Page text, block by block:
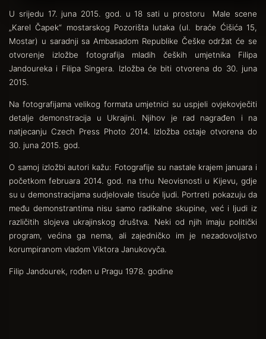
U srijedu 17. juna 2015. god. u 18 sati u prostoru Male scene
„Karel Čapek“ mostarskog Pozorišta lutaka (ul. braće Ćišića 15,
Mostar) u saradnji sa Ambasadom Republike Češke održat će se
otvorenje izložbe fotografija mladih čeških umjetnika Filipa
Jandoureka i Filipa Singera. Izložba će biti otvorena do 30. juna
2015.
Na fotografijama velikog formata umjetnici su uspjeli ovjekovječiti
detalje demonstracija u Ukrajini. Njihov je rad nagrađen i na
natjecanju Czech Press Photo 2014. Izložba ostaje otvorena do
30. juna 2015. god.
O samoj izložbi autori kažu: Fotografije su nastale krajem januara i
početkom februara 2014. god. na trhu Neovisnosti u Kijevu, gdje
su u demonstracijama sudjelovale tisuće ljudi. Portreti pokazuju da
među demonstrantima nisu samo radikalne skupine, već i ljudi iz
različitih slojeva ukrajinskog društva. Neki od njih imaju politički
program, većina ga nema, ali zajedničko im je nezadovoljstvo
korumpiranom vladom Viktora Janukovyča.
Filip Jandourek, rođen u Pragu 1978. godine